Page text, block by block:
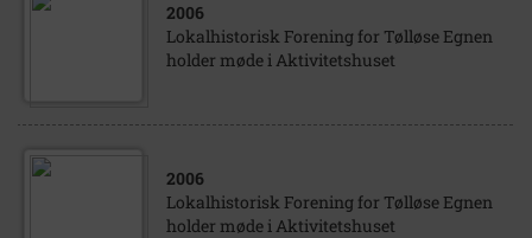
2006
Lokalhistorisk Forening for Tølløse Egnen
holder møde i Aktivitetshuset
2006
Lokalhistorisk Forening for Tølløse Egnen
holder møde i Aktivitetshuset